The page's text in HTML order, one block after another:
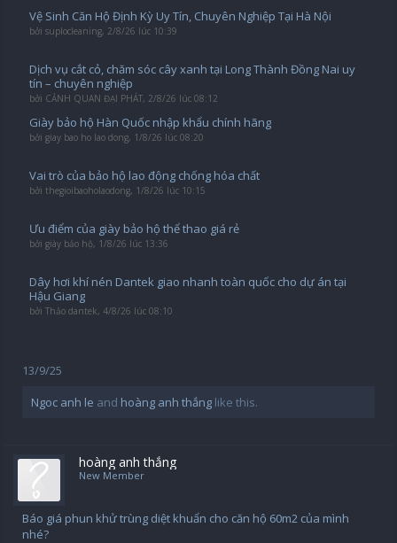
Vệ Sinh Căn Hộ Định Kỳ Uy Tín, Chuyên Nghiệp Tại Hà Nội
bởi suplocleaning, 2/8/26 lúc 10:39
Dịch vụ cắt cỏ, chăm sóc cây xanh tại Long Thành Đồng Nai uy
tín – chuyên nghiệp
bởi CẢNH QUAN ĐẠI PHÁT, 2/8/26 lúc 08:12
Giày bảo hộ Hàn Quốc nhập khẩu chính hãng
bởi giay bao ho lao dong, 1/8/26 lúc 08:20
Vai trò của bảo hộ lao động chống hóa chất
bởi thegioibaoholaodong, 1/8/26 lúc 10:15
Ưu điểm của giày bảo hộ thể thao giá rẻ
bởi giày bảo hộ, 1/8/26 lúc 13:36
Dây hơi khí nén Dantek giao nhanh toàn quốc cho dự án tại
Hậu Giang
bởi Thảo dantek, 4/8/26 lúc 08:10
13/9/25
Ngoc anh le and hoàng anh thắng like this.
hoàng anh thắng
New Member
Báo giá phun khử trùng diệt khuẩn cho căn hộ 60m2 của mình
nhé?